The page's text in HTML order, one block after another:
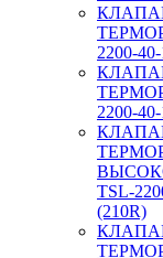
2200-
2200-
TSL-
(210R)